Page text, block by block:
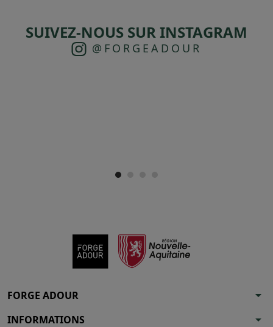
SUIVEZ-NOUS SUR INSTAGRAM
@FORGEADOUR
FORGE ADOUR arrow_drop_down
INFORMATIONS arrow_drop_down